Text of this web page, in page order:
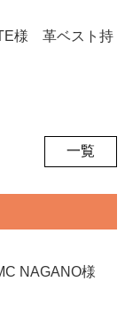
様 革ベスト持
一覧
NAGANO様